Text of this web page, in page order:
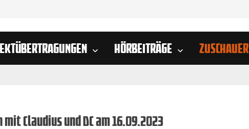
HÖRBEITRÄGE ZUSCHAUER
Claudius und DC am 16.09.2023